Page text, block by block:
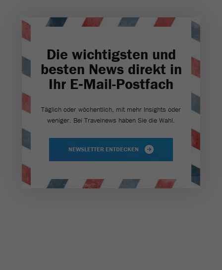
Die wichtigsten und
besten News direkt in
Ihr E‑Mail-Postfach
Täglich oder wöchentlich, mit mehr Insights oder
weniger. Bei Travel­news haben Sie die Wahl.
NEWSLETTER ENTDECKEN